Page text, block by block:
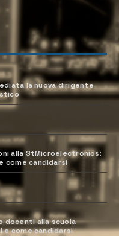
la nuova dirigente
alla StMicroelectronics:
come candidarsi
docenti alla scuola
e come candidarsi